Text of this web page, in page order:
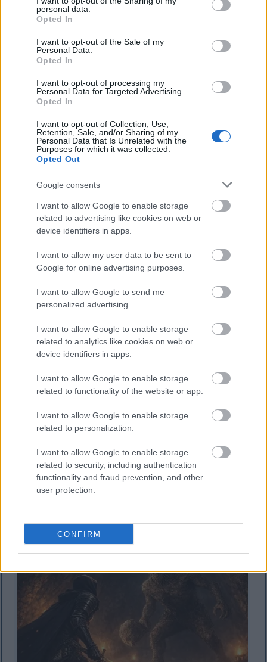
grant or deny consent to Google and its third-party tags to
use your data for below specified purposes in below Google
consent section.
personal data.
Opted In
I want to opt-out of the Sale of my
Personal Data.
Opted In
I want to opt-out of processing my
Personal Data for Targeted Advertising.
Opted In
I want to opt-out of Collection, Use,
Retention, Sale, and/or Sharing of my
Personal Data that Is Unrelated with the
Purposes for which it was collected.
Opted Out
Google consents
I want to allow Google to enable storage
related to advertising like cookies on web or
device identifiers in apps.
I want to allow my user data to be sent to
Google for online advertising purposes.
I want to allow Google to send me
personalized advertising.
I want to allow Google to enable storage
related to analytics like cookies on web or
device identifiers in apps.
I want to allow Google to enable storage
related to functionality of the website or app.
I want to allow Google to enable storage
related to personalization.
I want to allow Google to enable storage
related to security, including authentication
functionality and fraud prevention, and other
user protection.
CONFIRM
podziemnej jaskini tuż przed walką.
Kliknij lub dotknij obrazu, aby uzyskać więcej
informacji i wyższą rozdzielczość.
Półrealistyczna scena fantasy przedstawiająca
zakapturzonego Tarnisheda stającego naprzeciw
potężnego kamiennego trolla w ognistej podziemnej
jaskini przed bitwą.
Kliknij lub dotknij obrazu, aby uzyskać więcej
Półrealistyczna, fantastyczna wizja zakapturzonego
wojownika w zbroi, trzymającego świecący miecz,
stojącego naprzeciw potężnego kamiennego trolla w
informacji i wyższą rozdzielczość.